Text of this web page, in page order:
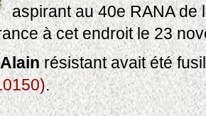
aspirant au 40e RANA de
à cet endroit le 23
Alainrésistant avait été
.